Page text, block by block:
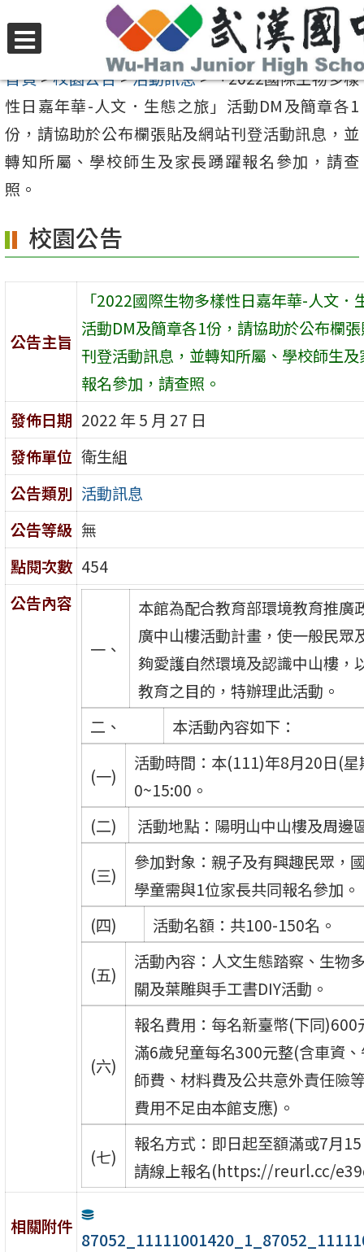
要
內
容
區
選
單
首頁>校園公告>活動訊息>「2022國際生物多樣
性日嘉年華-人文．生態之旅」活動DM及簡章各1
份，請協助於公布欄張貼及網站刊登活動訊息，並
轉知所屬、學校師生及家長踴躍報名參加，請查
照。
校園公告
公告主旨
「2022國際生物多樣性日嘉年華-人文．
活動DM及簡章各1份，請協助於公布欄
刊登活動訊息，並轉知所屬、學校師生
報名參加，請查照。
發佈日期 2022 年 5 月 27 日
發佈單位 衛生組
公告類別 活動訊息
公告等級 無
點閱次數 454
公告內容
一、
本館為配合教育部環境教育推廣
廣中山樓活動計畫，使一般民眾
夠愛護自然環境及認識中山樓，
教育之目的，特辦理此活動。
二、
本活動內容如下：
(一)
活動時間：本(111)年8月20日(
0~15:00。
(二)
活動地點：陽明山中山樓及周邊
(三)
參加對象：親子及有興趣民眾，
學童需與1位家長共同報名參加。
(四)
活動名額：共100-150名。
(五)
活動內容：人文生態踏察、生物
關及葉雕與手工書DIY活動。
(六)
報名費用：每名新臺幣(下同)600
滿6歲兒童每名300元整(含車資
師費、材料費及公共意外責任險
費用不足由本館支應)。
(七)
報名方式：即日起至額滿或7月
請線上報名(https://reurl.cc/
相關附件